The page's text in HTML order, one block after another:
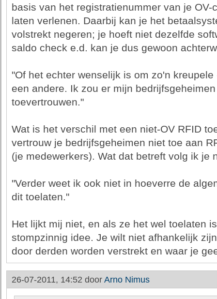
basis van het registratienummer van je
laten verlenen. Daarbij kan je het
volstrekt negeren; je hoeft niet dezelfde
saldo check e.d. kan je dus gewoon
"Of het echter wenselijk is om zo'n
een andere. Ik zou er mijn
toevertrouwen."
Wat is het verschil met een niet-OV RFID
vertrouw je bedrijfsgeheimen niet toe aan
(je medewerkers). Wat dat betreft volg ik je
"Verder weet ik ook niet in hoeverre de
dit toelaten."
Het lijkt mij niet, en als ze het wel toelaten
stompzinnig idee. Je wilt niet afhankelijk
door derden worden verstrekt en waar je
26-07-2011, 14:52 door Arno Nimus